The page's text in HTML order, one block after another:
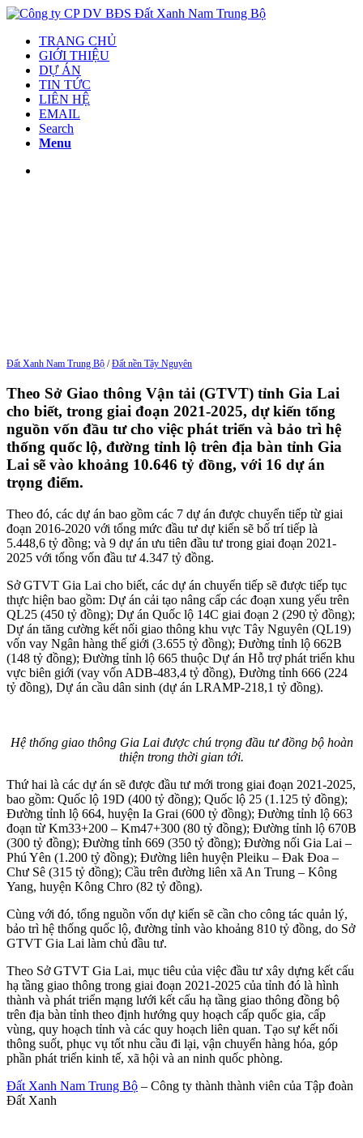
TRANG CHỦ
GIỚI THIỆU
DỰ ÁN
TIN TỨC
LIÊN HỆ
EMAIL
Search
Menu
Đất Xanh Nam Trung Bộ /Đất nền Tây Nguyên
Theo Sở Giao thông Vận tải (GTVT) tỉnh Gia Lai
cho biết, trong giai đoạn 2021-2025, dự kiến tổng
nguồn vốn đầu tư cho việc phát triển và bảo trì hệ
thống quốc lộ, đường tỉnh lộ trên địa bàn tỉnh Gia
Lai sẽ vào khoảng 10.646 tỷ đồng, với 16 dự án
trọng điểm.
Theo đó, các dự án bao gồm các 7 dự án được chuyển tiếp từ giai
đoạn 2016-2020 với tổng mức đầu tư dự kiến sẽ bố trí tiếp là
5.448,6 tỷ đồng; và 9 dự án ưu tiên đầu tư trong giai đoạn 2021-
2025 với tổng vốn đầu tư 4.347 tỷ đồng.
Sở GTVT Gia Lai cho biết, các dự án chuyển tiếp sẽ được tiếp tục
thực hiện bao gồm: Dự án cải tạo nâng cấp các đoạn xung yếu trên
QL25 (450 tỷ đồng); Dự án Quốc lộ 14C giai đoạn 2 (290 tỷ đồng);
Dự án tăng cường kết nối giao thông khu vực Tây Nguyên (QL19)
vốn vay Ngân hàng thế giới (3.655 tỷ đồng); Đường tỉnh lộ 662B
(148 tỷ đồng); Đường tỉnh lộ 665 thuộc Dự án Hỗ trợ phát triển khu
vực biên giới (vay vốn ADB-483,4 tỷ đồng), Đường tỉnh 666 (224
tỷ đồng), Dự án cầu dân sinh (dự án LRAMP-218,1 tỷ đồng).
Hệ thống giao thông Gia Lai được chú trọng đầu tư đồng bộ hoàn
thiện trong thời gian tới.
Thứ hai là các dự án sẽ được đầu tư mới trong giai đoạn 2021-2025,
bao gồm: Quốc lộ 19D (400 tỷ đồng); Quốc lộ 25 (1.125 tỷ đồng);
Đường tỉnh lộ 664, huyện Ia Grai (600 tỷ đồng); Đường tỉnh lộ 663
đoạn từ Km33+200 – Km47+300 (80 tỷ đồng); Đường tỉnh lộ 670B
(300 tỷ đồng); Đường tỉnh 669 (350 tỷ đồng); Đường nối Gia Lai –
Phú Yên (1.200 tỷ đồng); Đường liên huyện Pleiku – Đak Đoa –
Chư Sê (315 tỷ đồng); Cầu trên đường liên xã An Trung – Kông
Yang, huyện Kông Chro (82 tỷ đồng).
Cùng với đó, tổng nguồn vốn dự kiến sẽ cần cho công tác quản lý,
bảo trì hệ thống quốc lộ, đường tỉnh vào khoảng 810 tỷ đồng, do Sở
GTVT Gia Lai làm chủ đầu tư.
Theo Sở GTVT Gia Lai, mục tiêu của việc đầu tư xây dựng kết cấu
hạ tầng giao thông trong giai đoạn 2021-2025 của tỉnh đó là hình
thành và phát triển mạng lưới kết cấu hạ tầng giao thông đồng bộ
trên địa bàn tỉnh theo định hướng quy hoạch cấp quốc gia, cấp
vùng, quy hoạch tỉnh và các quy hoạch liên quan. Tạo sự kết nối
thông suốt, phục vụ tốt nhu cầu đi lại, vận chuyển hàng hóa, góp
phần phát triển kinh tế, xã hội và an ninh quốc phòng.
Đất Xanh Nam Trung Bộ – Công ty thành thành viên của Tập đoàn
Đất Xanh